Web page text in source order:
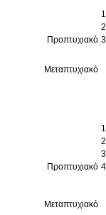
Προπτυχιακό
Μεταπτυχιακό
Προπτυχιακό
Μεταπτυχιακό